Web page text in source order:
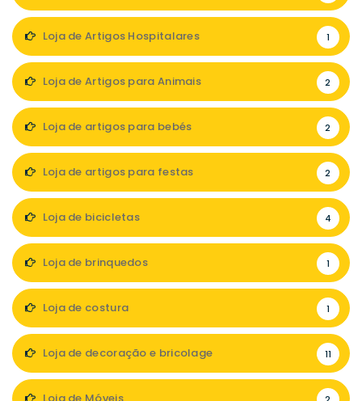
Loja de Artigos Hospitalares 1
Loja de Artigos para Animais 2
Loja de artigos para bebés 2
Loja de artigos para festas 2
Loja de bicicletas 4
Loja de brinquedos 1
Loja de costura 1
Loja de decoração e bricolage 11